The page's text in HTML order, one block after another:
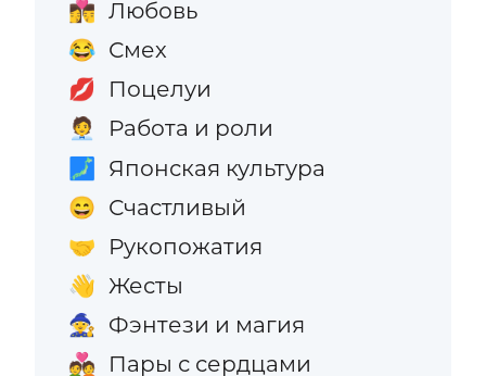
👩‍❤️‍💋‍👨 Любовь
😂 Смех
💋 Поцелуи
🧑‍💼 Работа и роли
🗾 Японская культура
😄 Счастливый
🤝 Рукопожатия
👋 Жесты
🧙 Фэнтези и магия
💑 Пары с сердцами